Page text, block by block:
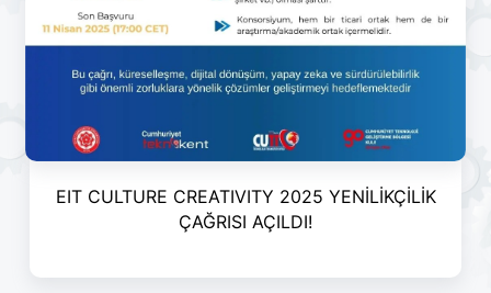
EIT CULTURE CREATIVITY 2025 YENİLİKÇİLİK
ÇAĞRISI AÇILDI!